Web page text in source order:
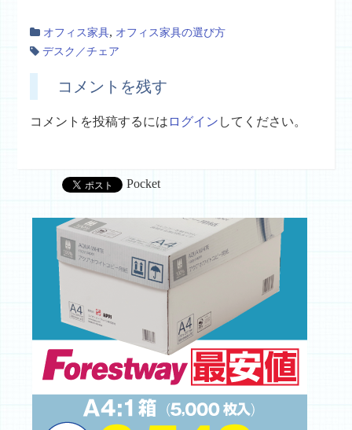
オフィス家具, オフィス家具の選び方
デスク／チェア
コメントを残す
コメントを投稿するには ログイン してください。
Pocket